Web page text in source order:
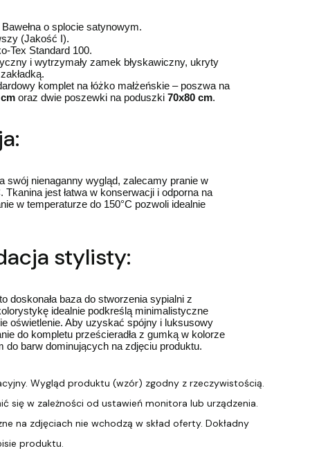
Bawełna o splocie satynowym.
(Jakość I).
Tex Standard 100.
i wytrzymały zamek błyskawiczny, ukryty
komplet na łóżko małżeńskie – poszwa na
oraz dwie poszewki na poduszki 70x80 cm.
swój nienaganny wygląd, zalecamy pranie w
Tkanina jest łatwa w konserwacji i odporna na
w temperaturze do 150°C pozwoli idealnie
stylisty:
doskonała baza do stworzenia sypialni z
idealnie podkreślą minimalistyczne
oświetlenie. Aby uzyskać spójny i luksusowy
do kompletu prześcieradła z gumką w kolorze
do barw dominujących na zdjęciu produktu.
Wygląd produktu (wzór) zgodny z rzeczywistością.
się w zależności od ustawień monitora lub urządzenia.
na zdjęciach nie wchodzą w skład oferty. Dokładny
produktu.